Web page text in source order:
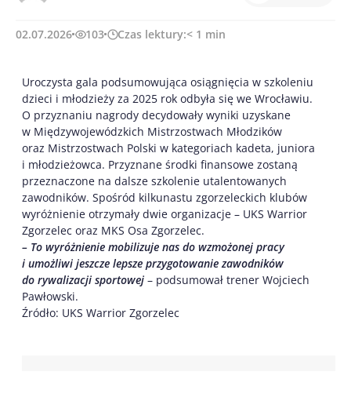
02.07.2026 103 Czas lektury:< 1 min
Uroczysta gala podsumowująca osiągnięcia w szkoleniu
dzieci i młodzieży za 2025 rok odbyła się we Wrocławiu.
O przyznaniu nagrody decydowały wyniki uzyskane
w Międzywojewódzkich Mistrzostwach Młodzików
oraz Mistrzostwach Polski w kategoriach kadeta, juniora
i młodzieżowca. Przyznane środki finansowe zostaną
przeznaczone na dalsze szkolenie utalentowanych
zawodników. Spośród kilkunastu zgorzeleckich klubów
wyróżnienie otrzymały dwie organizacje – UKS Warrior
Zgorzelec oraz MKS Osa Zgorzelec.
– To wyróżnienie mobilizuje nas do wzmożonej pracy
i umożliwi jeszcze lepsze przygotowanie zawodników
do rywalizacji sportowej – podsumował trener Wojciech
Pawłowski.
Źródło: UKS Warrior Zgorzelec